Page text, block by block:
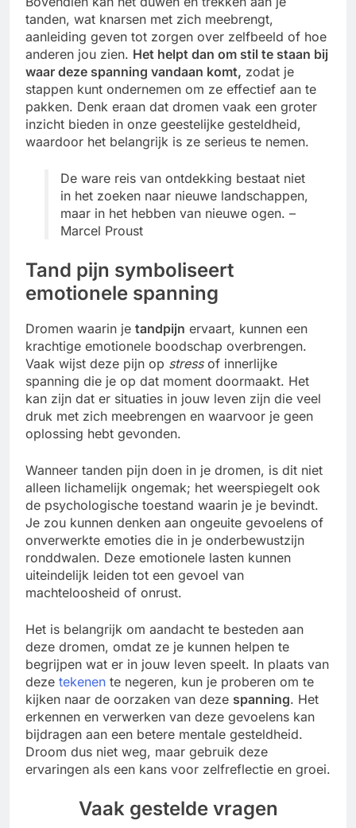
tanden, wat knarsen met zich meebrengt,
aanleiding geven tot zorgen over zelfbeeld of hoe
anderen jou zien. Het helpt dan om stil te staan bij
waar deze spanning vandaan komt, zodat je
stappen kunt ondernemen om ze effectief aan te
pakken. Denk eraan dat dromen vaak een groter
inzicht bieden in onze geestelijke gesteldheid,
waardoor het belangrijk is ze serieus te nemen.
De ware reis van ontdekking bestaat niet
in het zoeken naar nieuwe landschappen,
maar in het hebben van nieuwe ogen. –
Marcel Proust
Tand pijn symboliseert
emotionele spanning
Dromen waarin je tandpijn ervaart, kunnen een
krachtige emotionele boodschap overbrengen.
Vaak wijst deze pijn op stressof innerlijke
spanning die je op dat moment doormaakt. Het
kan zijn dat er situaties in jouw leven zijn die veel
druk met zich meebrengen en waarvoor je geen
oplossing hebt gevonden.
Wanneer tanden pijn doen in je dromen, is dit niet
alleen lichamelijk ongemak; het weerspiegelt ook
de psychologische toestand waarin je je bevindt.
Je zou kunnen denken aan ongeuite gevoelens of
onverwerkte emoties die in je onderbewustzijn
ronddwalen. Deze emotionele lasten kunnen
uiteindelijk leiden tot een gevoel van
machteloosheid of onrust.
Het is belangrijk om aandacht te besteden aan
deze dromen, omdat ze je kunnen helpen te
begrijpen wat er in jouw leven speelt. In plaats van
deze tekenen te negeren, kun je proberen om te
kijken naar de oorzaken van deze spanning. Het
erkennen en verwerken van deze gevoelens kan
bijdragen aan een betere mentale gesteldheid.
Droom dus niet weg, maar gebruik deze
ervaringen als een kans voor zelfreflectie en groei.
Vaak gestelde vragen